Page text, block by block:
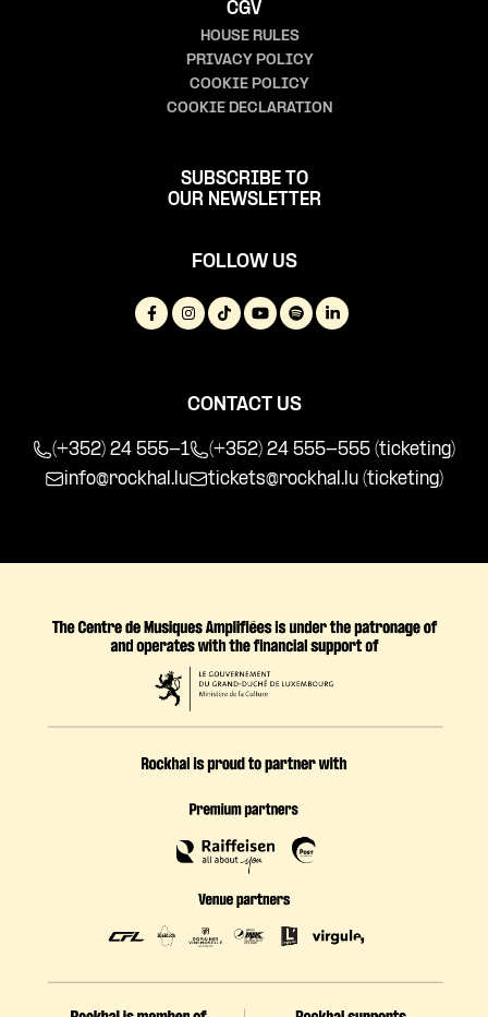
CGV
HOUSE RULES
PRIVACY POLICY
COOKIE POLICY
COOKIE DECLARATION
SUBSCRIBE TO
OUR NEWSLETTER
FOLLOW US
CONTACT US
(+352) 24 555-1
(+352) 24 555-555 (ticketing)
info@rockhal.lu
tickets@rockhal.lu (ticketing)